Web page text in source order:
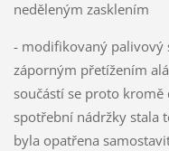
neděleným zasklením
- modifikovaný palivový
záporným přetížením
součástí se proto
spotřební nádržky stala
byla opatřena